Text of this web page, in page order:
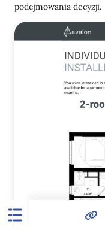
podejmowania decyzji.